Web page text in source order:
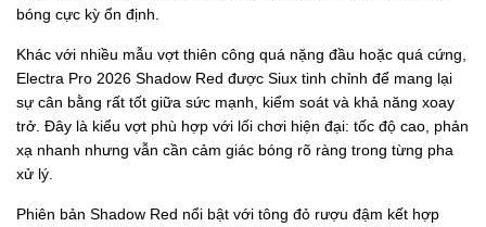
bóng cực kỳ ổn định.
Khác với nhiều mẫu vợt thiên công quá nặng đầu hoặc quá cứng,
Electra Pro 2026 Shadow Red được Siux tinh chỉnh để mang lại
sự cân bằng rất tốt giữa sức mạnh, kiểm soát và khả năng xoay
trở. Đây là kiểu vợt phù hợp với lối chơi hiện đại: tốc độ cao, phản
xạ nhanh nhưng vẫn cần cảm giác bóng rõ ràng trong từng pha
xử lý.
Phiên bản Shadow Red nổi bật với tông đỏ rượu đậm kết hợp